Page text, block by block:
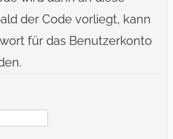
der Code vorliegt, kann
für das Benutzerkonto